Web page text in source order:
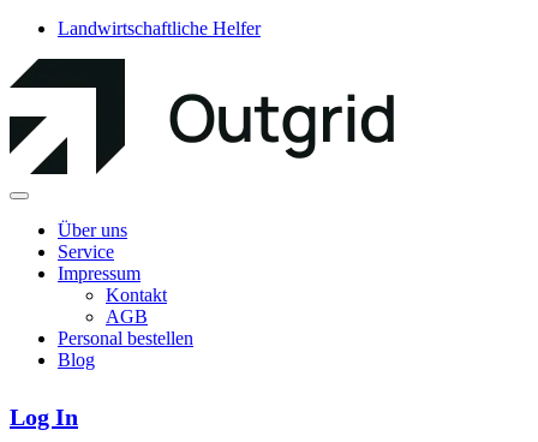
Landwirtschaftliche Helfer
Über uns
Service
Impressum
Kontakt
AGB
Personal bestellen
Blog
Log In